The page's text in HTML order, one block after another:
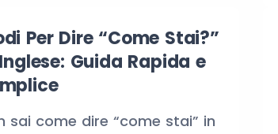
Per Dire “Come Stai?”
Guida Rapida e
sai come dire “come stai” in